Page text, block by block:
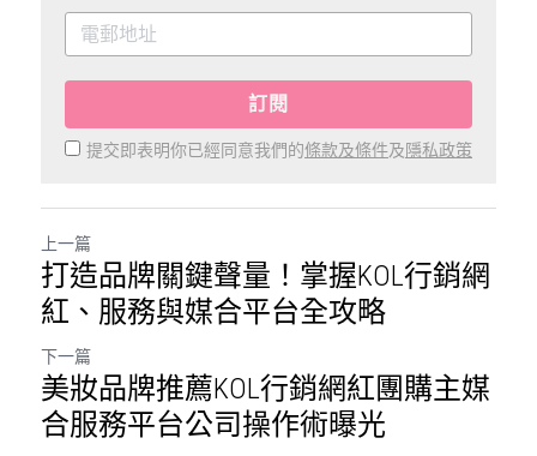
訂閱
提交即表明你已經同意我們的條款及條件及隱私政策
上一篇
打造品牌關鍵聲量！掌握KOL行銷網
紅、服務與媒合平台全攻略
下一篇
美妝品牌推薦KOL行銷網紅團購主媒
合服務平台公司操作術曝光